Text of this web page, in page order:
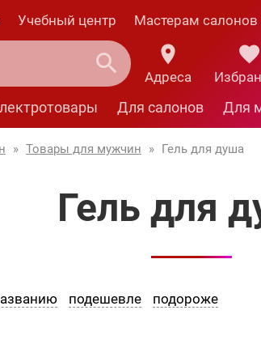
Учебный центр Мастерам салонов
Адреса
Для салонов Для
» Товары для мужчин » Гель для душа
Гель для
подешевле подороже